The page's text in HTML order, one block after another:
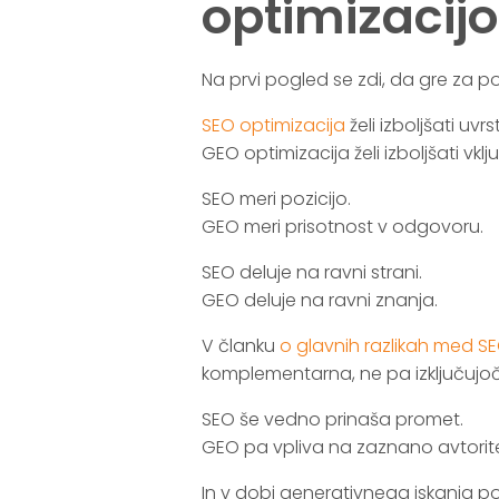
optimizacijo
Na prvi pogled se zdi, da gre za
SEO optimizacija želi izboljšati
GEO optimizacija želi izboljšati
SEO meri pozicijo.
GEO meri prisotnost v odgovoru.
SEO deluje na ravni strani.
GEO deluje na ravni znanja.
V članku o glavnih razlikah med
komplementarna, ne pa
SEO še vedno prinaša promet.
GEO pa vpliva na zaznano
In v dobi generativnega iskanja